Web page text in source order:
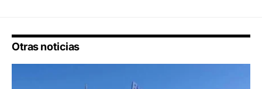
Otras noticias